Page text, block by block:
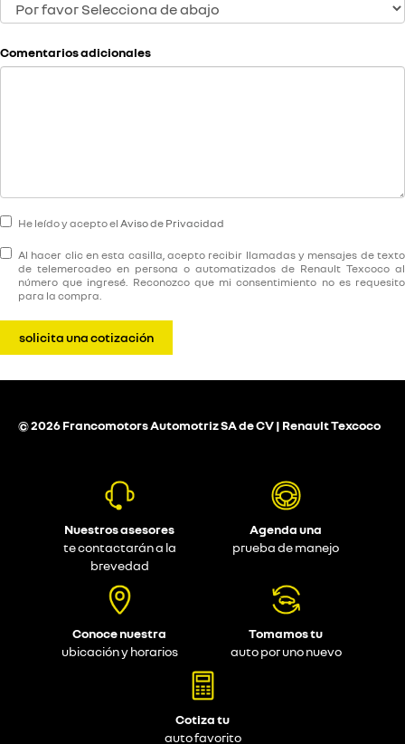
Comentarios adicionales
He leído y acepto el Aviso de Privacidad
Al hacer clic en esta casilla, acepto recibir llamadas y mensajes de texto
de telemercadeo en persona o automatizados de Renault Texcoco al
número que ingresé. Reconozco que mi consentimiento no es requesito
para la compra.
solicita una cotización
© 2026 Francomotors Automotriz SA de CV | Renault Texcoco
Nuestros asesores
te contactarán a la
brevedad
Agenda una
prueba de manejo
Conoce nuestra
ubicación y horarios
Tomamos tu
auto por uno nuevo
Cotiza tu
auto favorito